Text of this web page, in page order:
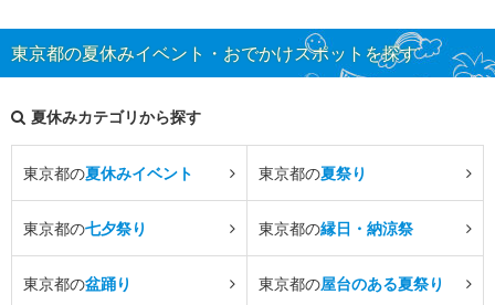
東京都の夏休みイベント・おでかけスポットを探す
夏休みカテゴリから探す
東京都の夏休みイベント 東京都の夏祭り
東京都の七夕祭り 東京都の縁日・納涼祭
東京都の盆踊り 東京都の屋台のある夏祭り